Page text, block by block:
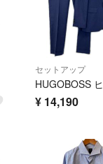
セットアップ
¥ 14,190